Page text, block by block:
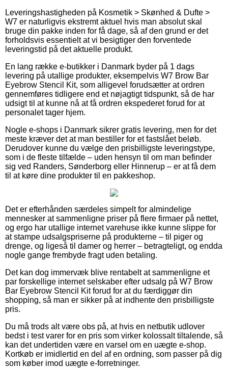
Leveringshastigheden på Kosmetik > Skønhed & Dufte >
W7 er naturligvis ekstremt aktuel hvis man absolut skal
bruge din pakke inden for få dage, så af den grund er det
forholdsvis essentielt at vi besigtiger den forventede
leveringstid på det aktuelle produkt.
En lang række e-butikker i Danmark byder på 1 dags
levering på utallige produkter, eksempelvis W7 Brow Bar
Eyebrow Stencil Kit, som alligevel forudsætter at ordren
gennemføres tidligere end et nøjagtigt tidspunkt, så de har
udsigt til at kunne nå at få ordren ekspederet forud for at
personalet tager hjem.
Nogle e-shops i Danmark sikrer gratis levering, men for det
meste kræver det at man bestiller for et fastslået beløb.
Derudover kunne du vælge den prisbilligste leveringstype,
som i de fleste tilfælde – uden hensyn til om man befinder
sig ved Randers, Sønderborg eller Hinnerup – er at få dem
til at køre dine produkter til en pakkeshop.
Det er efterhånden særdeles simpelt for almindelige
mennesker at sammenligne priser på flere firmaer på nettet,
og ergo har utallige internet varehuse ikke kunne slippe for
at stampe udsalgspriserne på produkterne – til piger og
drenge, og ligeså til damer og herrer – betragteligt, og endda
nogle gange frembyde fragt uden betaling.
Det kan dog immervæk blive rentabelt at sammenligne et
par forskellige internet selskaber efter udsalg på W7 Brow
Bar Eyebrow Stencil Kit forud for at du færdiggør din
shopping, så man er sikker på at indhente den prisbilligste
pris.
Du må trods alt være obs på, at hvis en netbutik udlover
bedst i test varer for en pris som virker kolossalt tiltalende, så
kan det undertiden være en varsel om en uægte e-shop.
Kortkøb er imidlertid en del af en ordning, som passer på dig
som køber imod uægte e-forretninger.